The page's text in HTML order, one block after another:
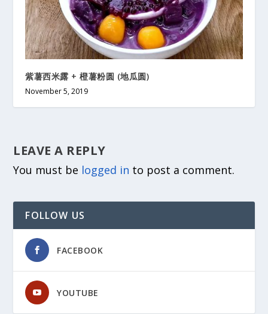
紫薯西米露 + 橙薯粉圆 (地瓜圆)
November 5, 2019
LEAVE A REPLY
You must be logged in to post a comment.
FOLLOW US
FACEBOOK
YOUTUBE